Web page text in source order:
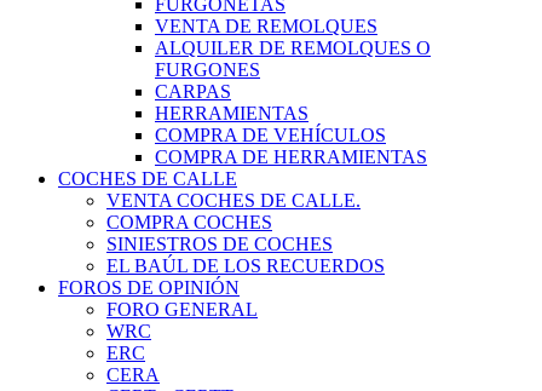
FURGONETAS
VENTA DE REMOLQUES
ALQUILER DE REMOLQUES O
FURGONES
CARPAS
HERRAMIENTAS
COMPRA DE VEHÍCULOS
COMPRA DE HERRAMIENTAS
COCHES DE CALLE
VENTA COCHES DE CALLE.
COMPRA COCHES
SINIESTROS DE COCHES
EL BAÚL DE LOS RECUERDOS
FOROS DE OPINIÓN
FORO GENERAL
WRC
ERC
CERA